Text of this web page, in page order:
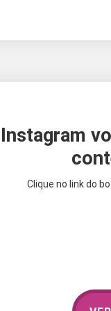
Clique no link do